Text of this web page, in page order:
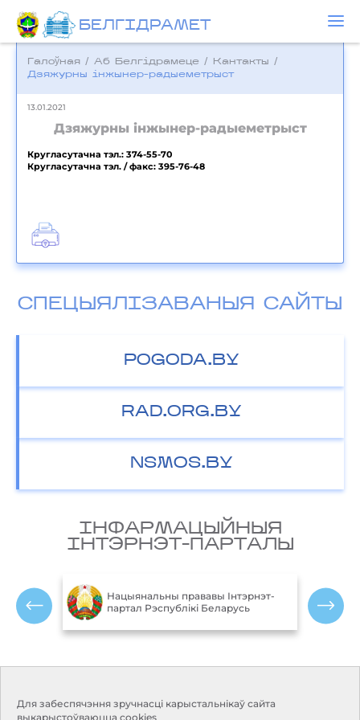
БЕЛГIДРAМЕТ
Галоўная / Аб Белгідрамеце / Кантакты /
Дзяжурны інжынер-радыеметрыст
13.01.2021
Дзяжурны інжынер-радыеметрыст
Кругласутачна тэл.: 374-55-70
Кругласутачна тэл. / факс: 395-76-48
СПЕЦЫЯЛІЗАВАНЫЯ САЙТЫ
POGODA.BY
RAD.ORG.BY
NSMOS.BY
IНФАРМАЦЫЙНЫЯ
IНТЭРНЭТ-ПАРТАЛЫ
Нацыянальны прававы Інтэрнэт-
партал Рэспублікі Беларусь
Для забеспячэння зручнасці карыстальнікаў сайта
выкарыстоўваюцца cookies
Адрас:220114, г. Мінск, пр.
Панядзелак-пятніца: